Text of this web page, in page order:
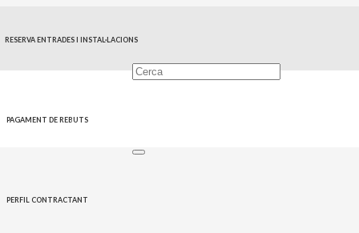
RESERVA ENTRADES I INSTAL·LACIONS
PAGAMENT DE REBUTS
PERFIL CONTRACTANT